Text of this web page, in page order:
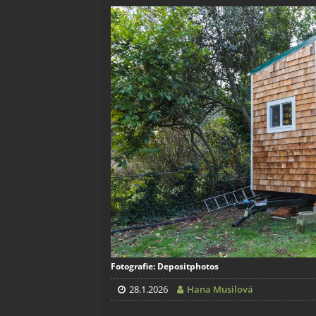
Fotografie: Depositphotos
28.1.2026 Hana Musilová